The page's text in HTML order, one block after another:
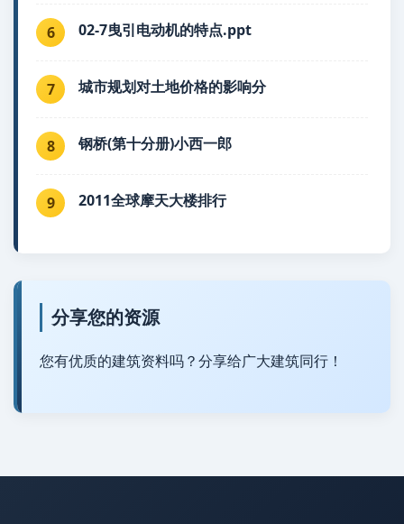
6 02-7曳引电动机的特点.ppt
7 城市规划对土地价格的影响分
8 钢桥(第十分册)小西一郎
9 2011全球摩天大楼排行
分享您的资源
您有优质的建筑资料吗？分享给广大建筑同行！